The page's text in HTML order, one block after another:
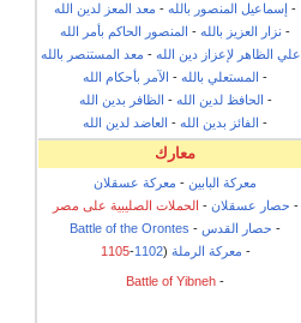
- إسماعيل المنصور بالله - معد المعز لدين الله
- نزار العزيز بالله - المنصور الحاكم بأمر الله
علي الظاهر لإعزاز دين الله - معد المستنصر بالله
- المستعلي بالله - الآمر بأحكام الله
- الحافظ لدين الله - الظافر بدين الله
- الفائز بدين الله - العاضد لدين الله
معارك
معركة البابين - معركة عسقلان
- حصار عسقلان - الحملات الصليبية على مصر
- حصار القدس -
Battle of the Orontes
- معركة الرملة (
1102
-
1105
-
Battle of Yibneh